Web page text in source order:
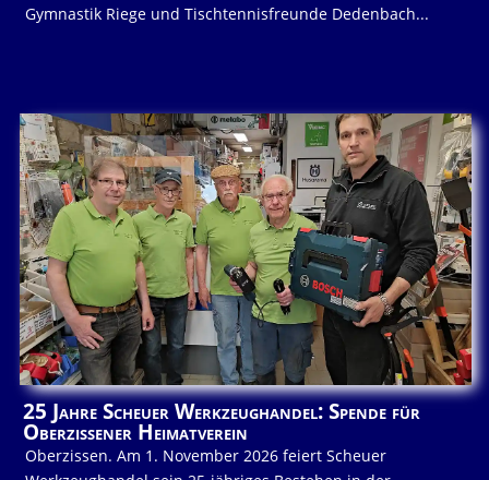
Gymnastik Riege und Tischtennisfreunde Dedenbach...
25 Jahre Scheuer Werkzeughandel: Spende für
Oberzissener Heimatverein
Oberzissen. Am 1. November 2026 feiert Scheuer